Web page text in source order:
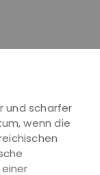
und scharfer
wenn die